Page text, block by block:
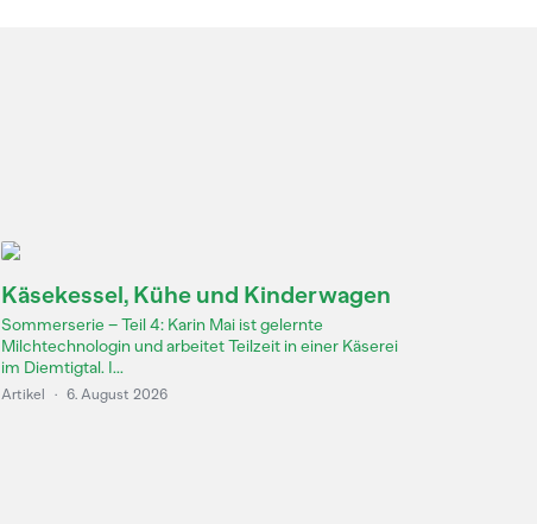
Käsekessel, Kühe und Kinderwagen
Sommerserie – Teil 4: Karin Mai ist gelernte
Milchtechnologin und arbeitet Teilzeit in einer Käserei
im Diemtigtal. I...
Artikel · 6. August 2026